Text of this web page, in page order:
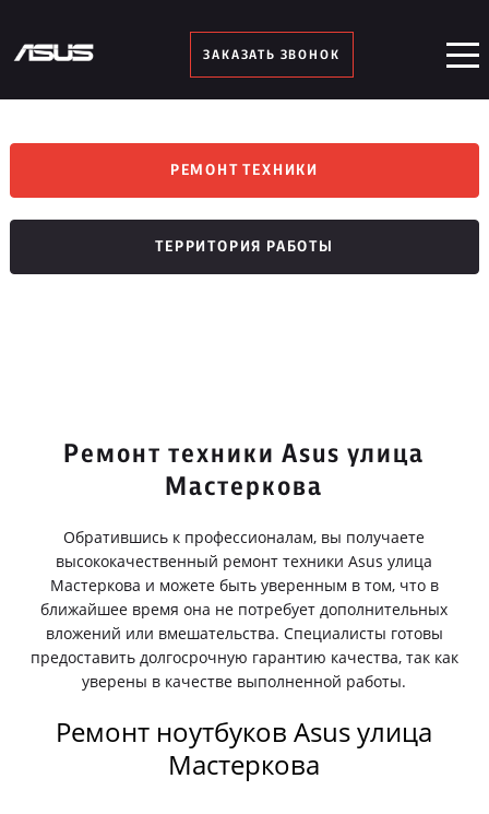
ЗАКАЗАТЬ ЗВОНОК
РЕМОНТ ТЕХНИКИ
ТЕРРИТОРИЯ РАБОТЫ
Ремонт техники Asus улица
Мастеркова
Обратившись к профессионалам, вы получаете
высококачественный ремонт техники Asus улица
Мастеркова и можете быть уверенным в том, что в
ближайшее время она не потребует дополнительных
вложений или вмешательства. Специалисты готовы
предоставить долгосрочную гарантию качества, так как
уверены в качестве выполненной работы.
Ремонт ноутбуков Asus улица
Мастеркова